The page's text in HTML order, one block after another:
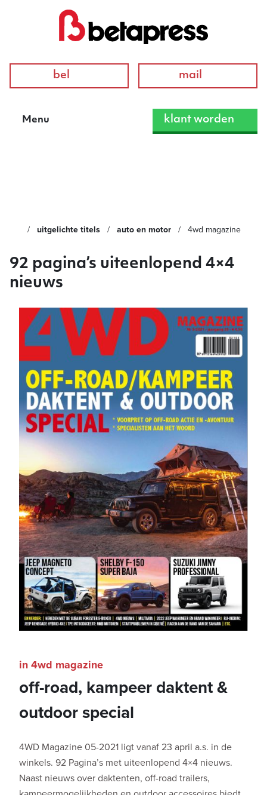
bel mail
Menu klant worden
uitgelichte titels auto en motor 4wd magazine
92 pagina’s uiteenlopend 4×4
nieuws
off-road, kampeer daktent &
outdoor special
in 4wd magazine
4WD Magazine 05-2021 ligt vanaf 23 april a.s. in de
winkels. 92 Pagina’s met uiteenlopend 4×4 nieuws.
Naast nieuws over daktenten, off-road trailers,